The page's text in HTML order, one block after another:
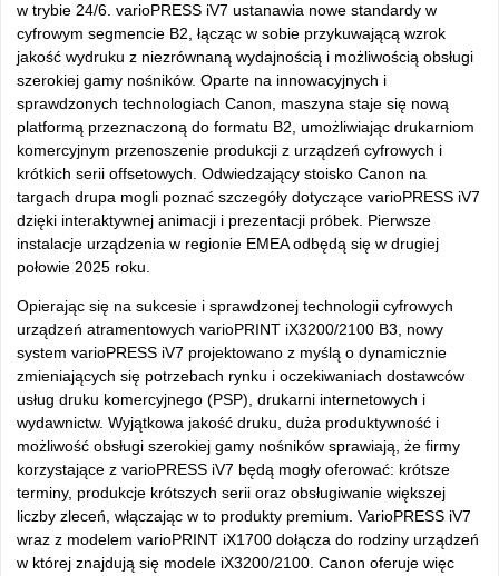
w trybie 24/6. varioPRESS iV7 ustanawia nowe standardy w
cyfrowym segmencie B2, łącząc w sobie przykuwającą wzrok
jakość wydruku z niezrównaną wydajnością i możliwością obsługi
szerokiej gamy nośników. Oparte na innowacyjnych i
sprawdzonych technologiach Canon, maszyna staje się nową
platformą przeznaczoną do formatu B2, umożliwiając drukarniom
komercyjnym przenoszenie produkcji z urządzeń cyfrowych i
krótkich serii offsetowych. Odwiedzający stoisko Canon na
targach drupa mogli poznać szczegóły dotyczące varioPRESS iV7
dzięki interaktywnej animacji i prezentacji próbek. Pierwsze
instalacje urządzenia w regionie EMEA odbędą się w drugiej
połowie 2025 roku.
Opierając się na sukcesie i sprawdzonej technologii cyfrowych
urządzeń atramentowych varioPRINT iX3200/2100 B3, nowy
system varioPRESS iV7 projektowano z myślą o dynamicznie
zmieniających się potrzebach rynku i oczekiwaniach dostawców
usług druku komercyjnego (PSP), drukarni internetowych i
wydawnictw. Wyjątkowa jakość druku, duża produktywność i
możliwość obsługi szerokiej gamy nośników sprawiają, że firmy
korzystające z varioPRESS iV7 będą mogły oferować: krótsze
terminy, produkcje krótszych serii oraz obsługiwanie większej
liczby zleceń, włączając w to produkty premium. VarioPRESS iV7
wraz z modelem varioPRINT iX1700 dołącza do rodziny urządzeń
w której znajdują się modele iX3200/2100. Canon oferuje więc